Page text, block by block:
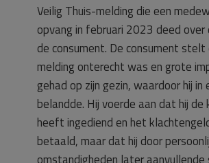
Veilig Thuis-melding die een
opvang in februari 2023 deed over
de consument. De consument
melding onterecht was en grote
gehad op zijn gezin, waardoor hij in
belandde. Hij voerde aan dat hij de
heeft ingediend en het
betaald, maar dat hij door